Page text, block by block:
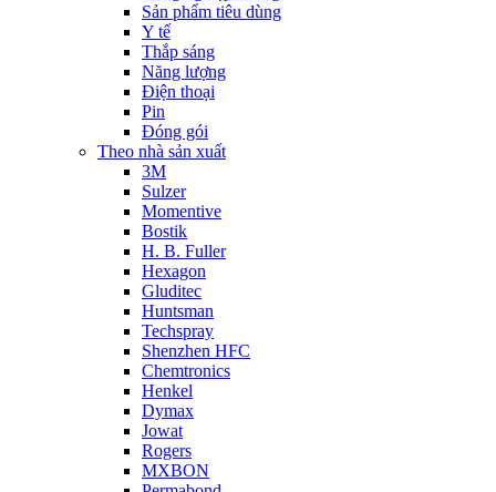
Sản phẩm tiêu dùng
Y tế
Thắp sáng
Năng lượng
Điện thoại
Pin
Đóng gói
Theo nhà sản xuất
3M
Sulzer
Momentive
Bostik
H. B. Fuller
Hexagon
Gluditec
Huntsman
Techspray
Shenzhen HFC
Chemtronics
Henkel
Dymax
Jowat
Rogers
MXBON